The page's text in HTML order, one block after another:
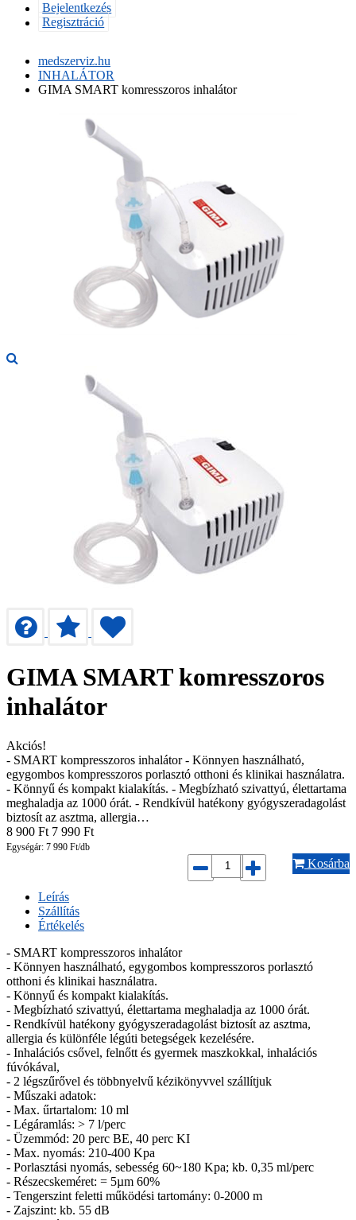
Bejelentkezés
Regisztráció
medszerviz.hu
INHALÁTOR
GIMA SMART komresszoros inhalátor
GIMA SMART komresszoros
inhalátor
Akciós!
- SMART kompresszoros inhalátor - Könnyen használható,
egygombos kompresszoros porlasztó otthoni és klinikai használatra.
- Könnyű és kompakt kialakítás. - Megbízható szivattyú, élettartama
meghaladja az 1000 órát. - Rendkívül hatékony gyógyszeradagolást
biztosít az asztma, allergia…
8 900 Ft 7 990 Ft
Egységár: 7 990 Ft/db
Kosárba
Leírás
Szállítás
Értékelés
- SMART kompresszoros inhalátor
- Könnyen használható, egygombos kompresszoros porlasztó
otthoni és klinikai használatra.
- Könnyű és kompakt kialakítás.
- Megbízható szivattyú, élettartama meghaladja az 1000 órát.
- Rendkívül hatékony gyógyszeradagolást biztosít az asztma,
allergia és különféle légúti betegségek kezelésére.
- Inhalációs csővel, felnőtt és gyermek maszkokkal, inhalációs
fúvókával,
- 2 légszűrővel és többnyelvű kézikönyvvel szállítjuk
- Műszaki adatok:
- Max. űrtartalom: 10 ml
- Légáramlás: > 7 l/perc
- Üzemmód: 20 perc BE, 40 perc KI
- Max. nyomás: 210-400 Kpa
- Porlasztási nyomás, sebesség 60~180 Kpa; kb. 0,35 ml/perc
- Részecskeméret: = 5µm 60%
- Tengerszint feletti működési tartomány: 0-2000 m
- Zajszint: kb. 55 dB